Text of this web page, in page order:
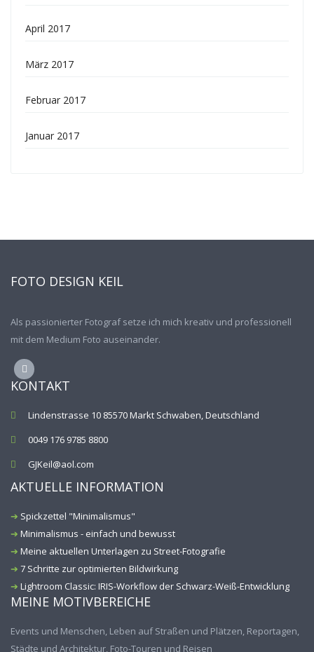
April 2017
März 2017
Februar 2017
Januar 2017
FOTO DESIGN KEIL
Als passionierter Fotograf setze ich mich kreativ und professionell
mit dem Medium Foto auseinander.
KONTAKT
Lindenstrasse 10 85570 Markt Schwaben, Deutschland
0049 176 9785 8800
GJKeil@aol.com
AKTUELLE INFORMATION
Spickzettel "Minimalismus"
Minimalismus - einfach und bewusst
Meine aktuellen Unterlagen zu Street-Fotografie
7 Schritte zur optimierten Bildwirkung
Lightroom Classic: IRIS-Workflow der Schwarz-Weiß-Entwicklung
MEINE MOTIVBEREICHE
Events und Menschen, Leben auf Straßen und Plätzen, Reportagen,
Städte und Architektur, Foto-Touren und Reisen